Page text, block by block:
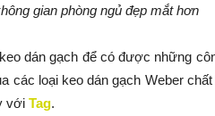
gian phòng ngủ đẹp mắt hơn
dán gạch để có được những
các loại keo dán gạch Weber
với Tag.